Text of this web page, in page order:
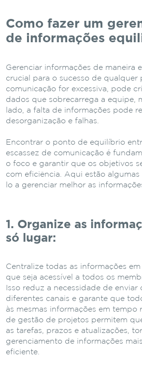
Como fazer um
de informações
Gerenciar informações de maneira
crucial para o sucesso de qualquer
comunicação for excessiva, pode
dados que sobrecarrega a equipe,
lado, a falta de informações pode
desorganização e falhas.
Encontrar o ponto de equilíbrio
escassez de comunicação é
o foco e garantir que os objetivos
com eficiência. Aqui estão
lo a gerenciar melhor as
1. Organize as
só lugar:
Centralize todas as informações
que seja acessível a todos os
Isso reduz a necessidade de enviar
diferentes canais e garante que
às mesmas informações em tempo
de gestão de projetos permitem
as tarefas, prazos e atualizações,
gerenciamento de informações
eficiente.